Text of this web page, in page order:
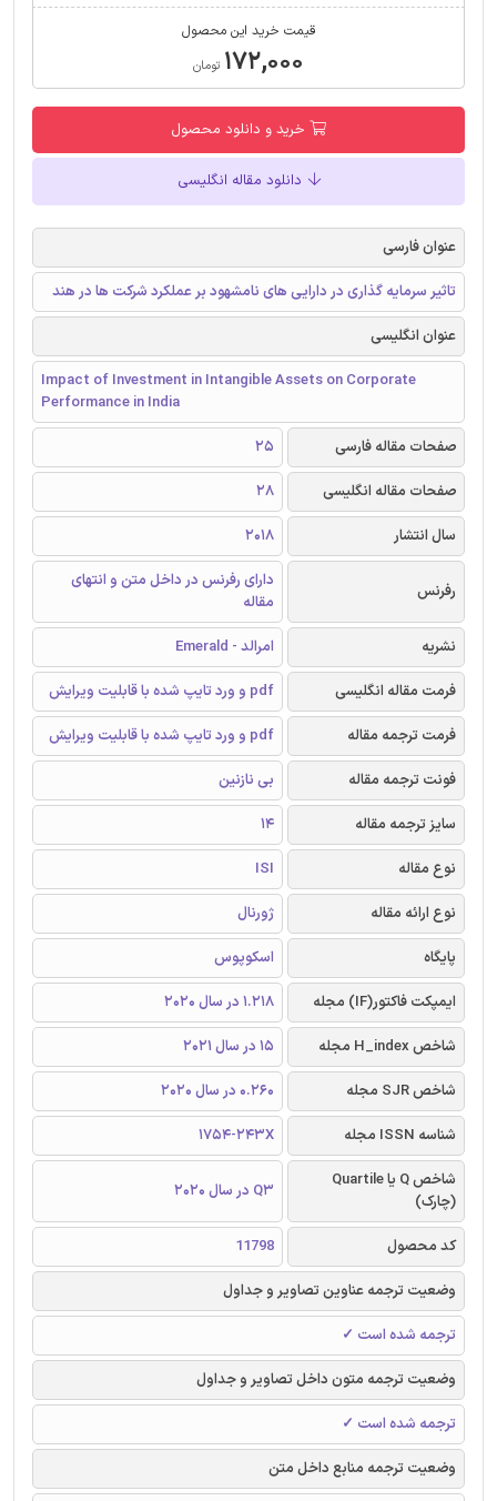
قیمت خرید این محصول
۱۷۲,۰۰۰ تومان
خرید و دانلود محصول
دانلود مقاله انگلیسی
عنوان فارسی
تاثیر سرمایه گذاری در دارایی های نامشهود بر عملکرد شرکت ها در هند
عنوان انگلیسی
Impact of Investment in Intangible Assets on Corporate
Performance in India
صفحات مقاله فارسی
25
صفحات مقاله انگلیسی
28
سال انتشار
2018
رفرنس
دارای رفرنس در داخل متن و انتهای
مقاله
نشریه
امرالد - Emerald
فرمت مقاله انگلیسی
pdf و ورد تایپ شده با قابلیت ویرایش
فرمت ترجمه مقاله
pdf و ورد تایپ شده با قابلیت ویرایش
فونت ترجمه مقاله
بی نازنین
سایز ترجمه مقاله
14
نوع مقاله
ISI
نوع ارائه مقاله
ژورنال
پایگاه
اسکوپوس
ایمپکت فاکتور(IF) مجله
1.218 در سال 2020
شاخص H_index مجله
15 در سال 2021
شاخص SJR مجله
0.260 در سال 2020
شناسه ISSN مجله
1754-243X
شاخص Q یا Quartile
(چارک)
Q3 در سال 2020
کد محصول
11798
وضعیت ترجمه عناوین تصاویر و جداول
ترجمه شده است ✓
وضعیت ترجمه متون داخل تصاویر و جداول
ترجمه شده است ✓
وضعیت ترجمه منابع داخل متن